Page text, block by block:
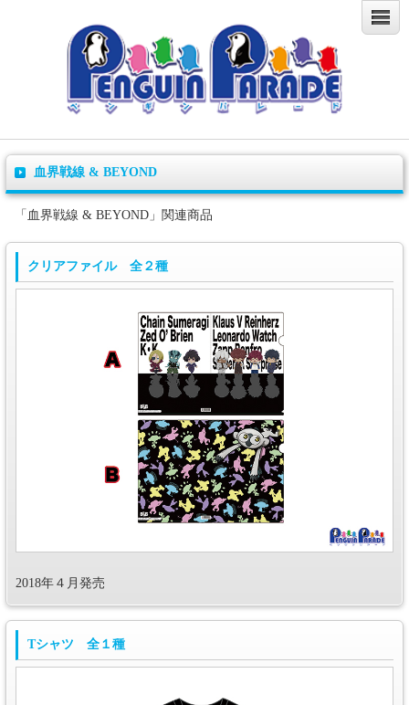
血界戦線 & BEYOND
「血界戦線 & BEYOND」関連商品
クリアファイル 全２種
2018年４月発売
Tシャツ 全１種